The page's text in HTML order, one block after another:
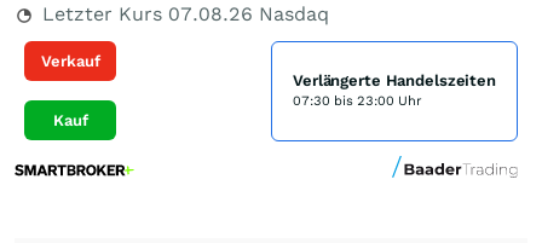
Letzter Kurs 07.08.26 Nasdaq
Verkauf
Kauf
Verlängerte Handelszeiten
07:30 bis 23:00 Uhr